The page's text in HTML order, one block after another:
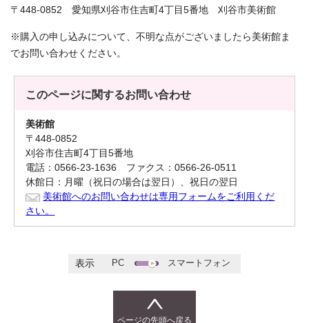
〒448-0852 愛知県刈谷市住吉町4丁目5番地 刈谷市美術館
※購入の申し込みについて、不明な点がございましたら美術館ま
でお問い合わせください。
このページに関するお問い合わせ
美術館
〒448-0852
刈谷市住吉町4丁目5番地
電話：0566-23-1636 ファクス：0566-26-0511
休館日：月曜（祝日の場合は翌日）、祝日の翌日
美術館へのお問い合わせは専用フォームをご利用くだ
さい。
表示 PC スマートフォン
ページの先頭へ戻る